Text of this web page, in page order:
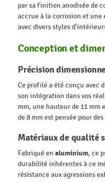
par sa finition anodisée de
accrue à la corrosion et
avec divers styles
Conception et
Précision
Ce profilé a été conçu avec
son intégration dans vos
mm, une hauteur de 11 mm
de 8 mm est pensée pour
Matériaux de qualité
Fabriqué en aluminium, ce
durabilité inhérentes à ce
résistance aux agressions